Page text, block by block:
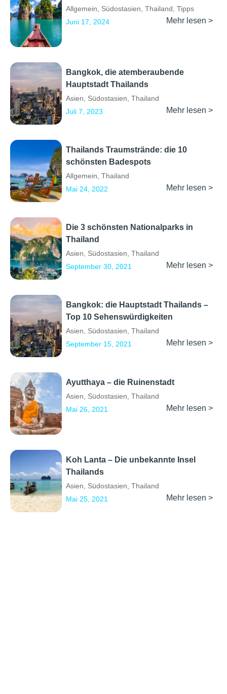
Allgemein, Südostasien, Thailand, Tipps
Juni 17, 2024
Mehr lesen >
Bangkok, die atemberaubende
Hauptstadt Thailands
Asien, Südostasien, Thailand
Juli 7, 2023
Mehr lesen >
Thailands Traumstrände: die 10
schönsten Badespots
Allgemein, Thailand
Mai 24, 2022
Mehr lesen >
Die 3 schönsten Nationalparks in
Thailand
Asien, Südostasien, Thailand
September 30, 2021
Mehr lesen >
Bangkok: die Hauptstadt Thailands –
Top 10 Sehenswürdigkeiten
Asien, Südostasien, Thailand
September 15, 2021
Mehr lesen >
Ayutthaya – die Ruinenstadt
Asien, Südostasien, Thailand
Mai 26, 2021
Mehr lesen >
Koh Lanta – Die unbekannte Insel
Thailands
Asien, Südostasien, Thailand
Mai 25, 2021
Mehr lesen >